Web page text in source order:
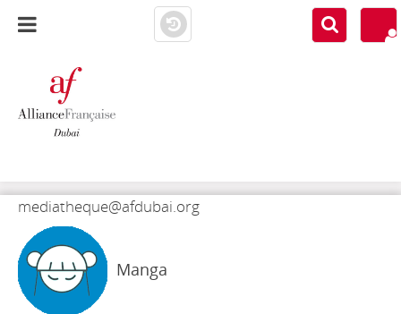
mediatheque@afdubai.org
Manga